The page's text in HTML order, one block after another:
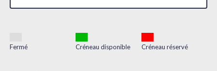
Fermé Créneau disponible Créneau réservé